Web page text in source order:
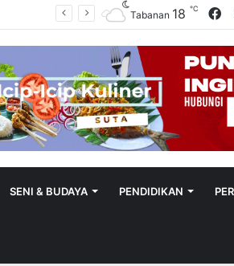
Tabanan 18℃
SENI & BUDAYA PENDIDIKAN